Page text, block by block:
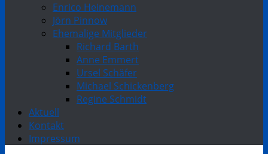
Enrico Heinemann
Jörn Pinnow
Ehemalige Mitglieder
Richard Barth
Anne Emmert
Ursel Schäfer
Michael Schickenberg
Regine Schmidt
Aktuell
Kontakt
Impressum